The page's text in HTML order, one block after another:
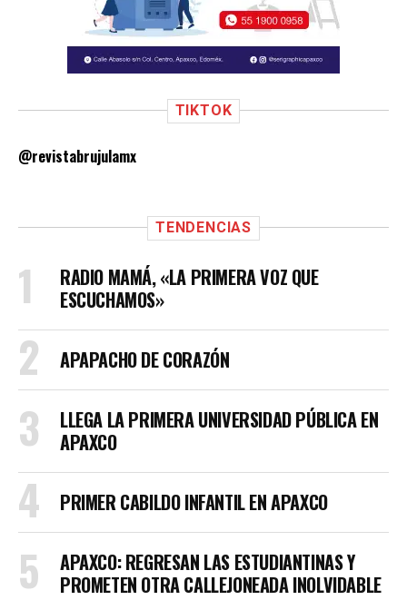
TIKTOK
@revistabrujulamx
TENDENCIAS
RADIO MAMÁ, «LA PRIMERA VOZ QUE
ESCUCHAMOS»
APAPACHO DE CORAZÓN
LLEGA LA PRIMERA UNIVERSIDAD PÚBLICA EN
APAXCO
PRIMER CABILDO INFANTIL EN APAXCO
APAXCO: REGRESAN LAS ESTUDIANTINAS Y
PROMETEN OTRA CALLEJONEADA INOLVIDABLE